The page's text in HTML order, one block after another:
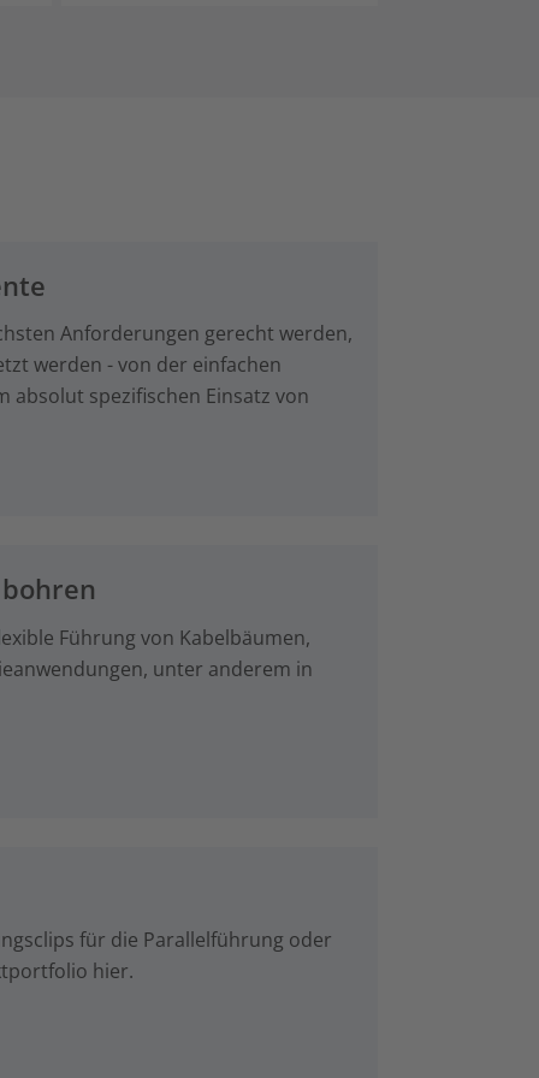
Anforderungen gerecht werden,
werden - von der einfachen
absolut spezifischen Einsatz von
Führung von Kabelbäumen,
unter anderem in
für die Parallelführung oder
hier.